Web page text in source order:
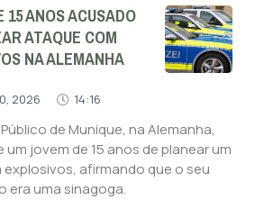
15 ANOS ACUSADO
ATAQUE COM
NA ALEMANHA
2026 14:16
de Munique, na Alemanha,
jovem de 15 anos de planear um
afirmando que o seu
era uma sinagoga.